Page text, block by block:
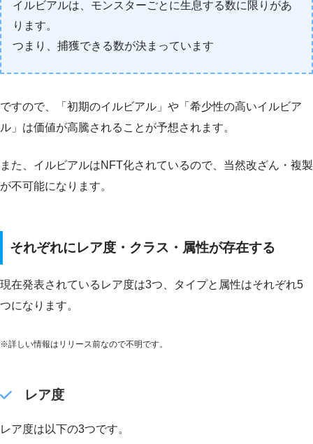
イルビアルは、モンスターごとに生息する数に限りがあ
ります。
つまり、捕獲できる数が決まっています
ですので、「初期のイルビアル」や「希少性の高いイルビア
ル」は価値が高騰されることが予想されます。
また、イルビアルはNFT化されているので、当然改ざん・複製
が不可能になります。
それぞれにレア度・クラス・属性が存在する
現在発表されているレア度は3つ、タイプと属性はそれぞれ5
つになります。
※詳しい情報はリリース前なので不明です。
レア度
レア度は以下の3つです。